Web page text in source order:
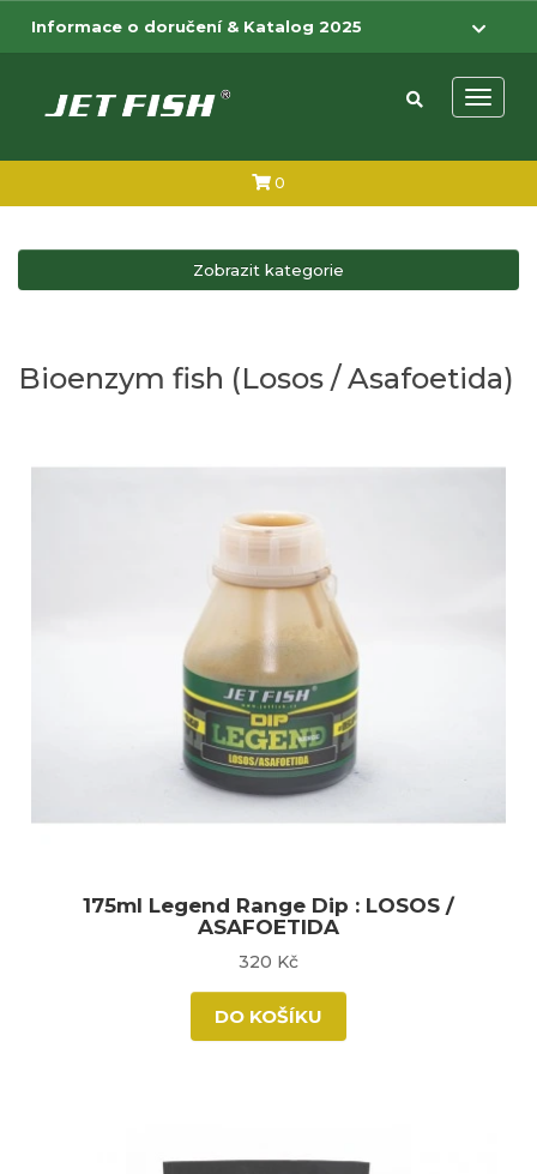
Informace o doručení & Katalog 2025
Otevřít
0
Zobrazit kategorie
Bioenzym fish (Losos / Asafoetida)
175ml Legend Range Dip : LOSOS /
ASAFOETIDA
320 Kč
DO KOŠÍKU